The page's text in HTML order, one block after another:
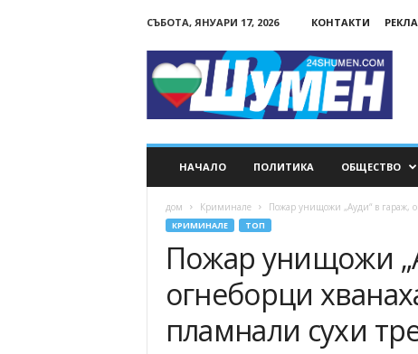
СЪБОТА, ЯНУАРИ 17, 2026 КОНТАКТИ
НАЧАЛО ПОЛИТИКА ОБЩЕСТВО
дом Криминале Пожар унищожи „Ауди“ в гараж,
КРИМИНАЛЕ ТОП
Пожар унищожи
огнеборци
пламнали сухи